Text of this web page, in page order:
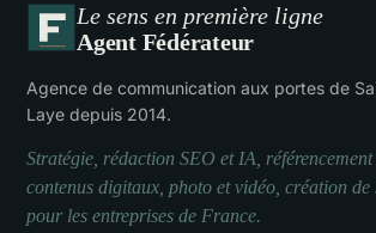
Le sens en première ligne
Agent Fédérateur
Agence de communication aux portes de
Laye depuis 2014.
Stratégie, rédaction SEO et IA,
contenus digitaux, photo et vidéo, création de
pour les entreprises de France.